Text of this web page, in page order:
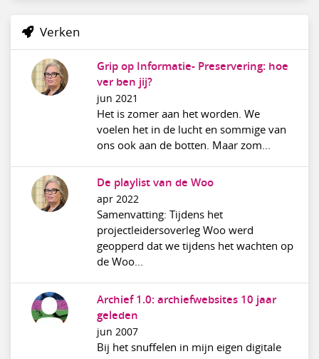
Verken
Grip op Informatie- Preservering: hoe
ver ben jij?
jun 2021
Het is zomer aan het worden. We
voelen het in de lucht en sommige van
ons ook aan de botten. Maar zom...
De playlist van de Woo
apr 2022
Samenvatting: Tijdens het
projectleidersoverleg Woo werd
geopperd dat we tijdens het wachten op
de Woo...
Archief 1.0: archiefwebsites 10 jaar
geleden
jun 2007
Bij het snuffelen in mijn eigen digitale